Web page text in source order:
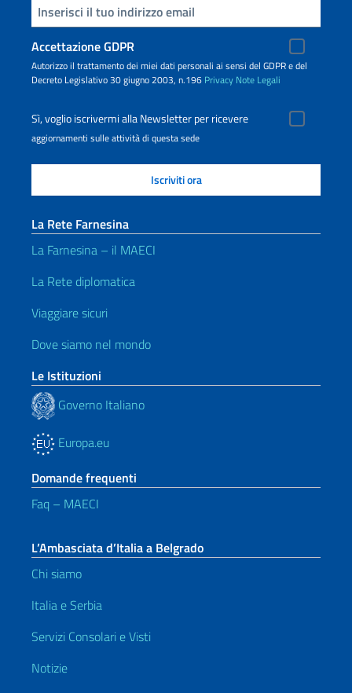
Inserisci la tua email
Accettazione GDPR
Autorizzo il trattamento dei miei dati personali ai sensi del GDPR e del
Decreto Legislativo 30 giugno 2003, n.196 Privacy Note Legali
Sì, voglio iscrivermi alla Newsletter per ricevere
aggiornamenti sulle attività di questa sede
La Rete Farnesina
La Farnesina – il MAECI
La Rete diplomatica
Viaggiare sicuri
Dove siamo nel mondo
Le Istituzioni
Governo Italiano
Europa.eu
Domande frequenti
Faq – MAECI
L’Ambasciata d’Italia a Belgrado
Chi siamo
Italia e Serbia
Servizi Consolari e Visti
Notizie